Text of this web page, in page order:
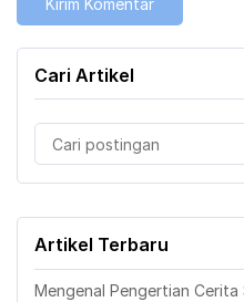
Cari Artikel
Artikel Terbaru
Mengenal Pengertian Cerita